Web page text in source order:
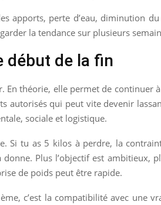
apports, perte d’eau, diminution
la tendance sur plusieurs
début de la fin
En théorie, elle permet de
autorisés qui peut vite devenir
sociale et logistique.
Si tu as 5 kilos à perdre, la
Plus l’objectif est ambitieux,
de poids peut être rapide.
c’est la compatibilité avec une